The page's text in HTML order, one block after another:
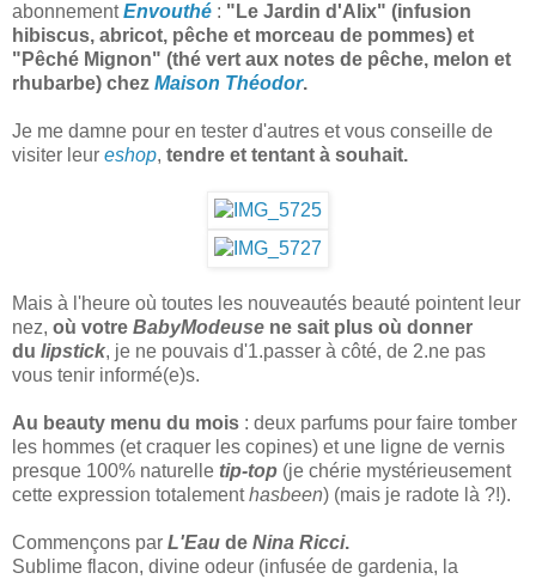
abonnementEnvouthé : "Le Jardin d'Alix" (infusion
hibiscus, abricot, pêche et morceau de pommes) et
"Pêché Mignon" (thé vert aux notes de pêche, melon et
rhubarbe) chez Maison Théodor.
Je me damne pour en tester d'autres et vous conseille de
visiter leur eshop, tendre et tentant à souhait.
Mais à l'heure où toutes les nouveautés beauté pointent leur
nez, où votre BabyModeuse ne sait plus où donner
du lipstick, je ne pouvais d'1.passer à côté, de 2.ne pas
vous tenir informé(e)s.
Au beauty menu du mois : deux parfums pour faire tomber
les hommes (et craquer les copines) et une ligne de vernis
presque 100% naturelle tip-top (je chérie mystérieusement
cette expression totalementhasbeen) (mais je radote là ?!).
Commençons par L'Eau de Nina Ricci.
Sublime flacon, divine odeur (infusée de gardenia, la